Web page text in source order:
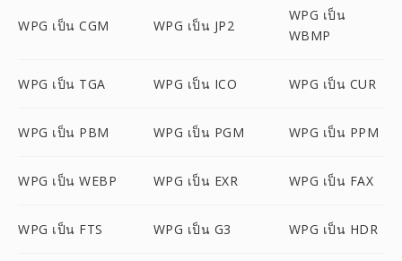
WPG เป็น CGM WPG เป็น JP2
WPG เป็น
WBMP
WPG เป็น TGA WPG เป็น ICO WPG เป็น CUR
WPG เป็น PBM WPG เป็น PGM WPG เป็น PPM
WPG เป็น WEBP WPG เป็น EXR WPG เป็น FAX
WPG เป็น FTS WPG เป็น G3 WPG เป็น HDR